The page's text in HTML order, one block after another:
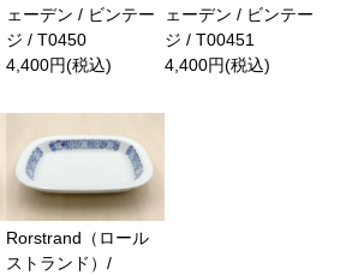
ェーデン / ビンテー
ジ / T0450
4,400円(税込)
ェーデン / ビンテー
ジ / T00451
4,400円(税込)
Rorstrand（ロール
ストランド）/